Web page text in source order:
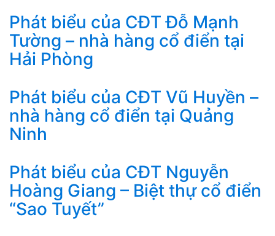
Phát biểu của CĐT Đỗ Mạnh
Tường – nhà hàng cổ điển tại
Hải Phòng
Phát biểu của CĐT Vũ Huyền –
nhà hàng cổ điển tại Quảng
Ninh
Phát biểu của CĐT Nguyễn
Hoàng Giang – Biệt thự cổ điển
“Sao Tuyết”